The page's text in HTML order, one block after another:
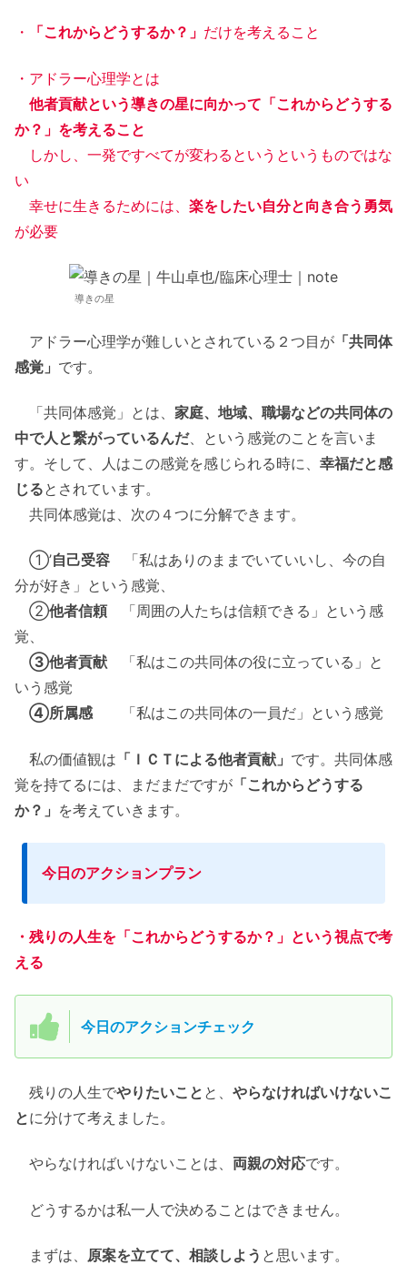
・ 「これからどうするか？」 だけを考えること
・アドラー心理学とは
他者貢献という導きの星に向かって「これからどうする
か？」を考えること
しかし、一発ですべてが変わるというというものではな
い
幸せに生きるためには、 楽をしたい自分と向き合う勇気
が必要
導きの星
アドラー心理学が難しいとされている２つ目が 「共同体
感覚」 です。
「共同体感覚」とは、 家庭、地域、職場などの共同体の
中で人と繋がっているんだ、という感覚のことを言いま
す。そして、人はこの感覚を感じられる時に、 幸福だと感
じるとされています。
共同体感覚は、次の４つに分解できます。
①’自己受容 「私はありのままでいていいし、今の自
分が好き」という感覚、
②他者信頼 「周囲の人たちは信頼できる」という感
覚、
③他者貢献 「私はこの共同体の役に立っている」と
いう感覚
④所属感「私はこの共同体の一員だ」という感覚
私の価値観は 「ＩＣＴによる他者貢献」 です。共同体感
覚を持てるには、まだまだですが 「これからどうする
か？」 を考えていきます。
今日のアクションプラン
・残りの人生を「これからどうするか？」という視点で考
える
今日のアクションチェック
残りの人生でやりたいこと と、 やらなければいけないこ
とに分けて考えました。
やらなければいけないことは、 両親の対応です。
どうするかは私一人で決めることはできません。
まずは、 原案を立てて、相談しよう と思います。